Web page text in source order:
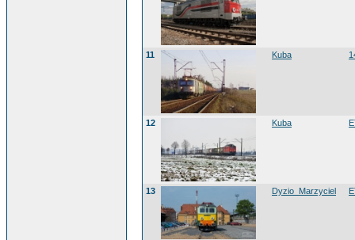
11 Kuba
12 Kuba
13 Dyzio_Marzyciel